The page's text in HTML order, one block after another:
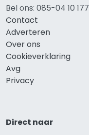
Bel ons: 085-04 10 177
Contact
Adverteren
Over ons
Cookieverklaring
Avg
Privacy
Direct naar